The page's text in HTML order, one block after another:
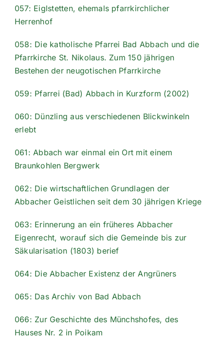
057: Eiglstetten, ehemals pfarrkirchlicher
Herrenhof
058: Die katholische Pfarrei Bad Abbach und die
Pfarrkirche St. Nikolaus. Zum 150 jährigen
Bestehen der neugotischen Pfarrkirche
059: Pfarrei (Bad) Abbach in Kurzform (2002)
060: Dünzling aus verschiedenen Blickwinkeln
erlebt
061: Abbach war einmal ein Ort mit einem
Braunkohlen Bergwerk
062: Die wirtschaftlichen Grundlagen der
Abbacher Geistlichen seit dem 30 jährigen Kriege
063: Erinnerung an ein früheres Abbacher
Eigenrecht, worauf sich die Gemeinde bis zur
Säkularisation (1803) berief
064: Die Abbacher Existenz der Angrüners
065: Das Archiv von Bad Abbach
066: Zur Geschichte des Münchshofes, des
Hauses Nr. 2 in Poikam